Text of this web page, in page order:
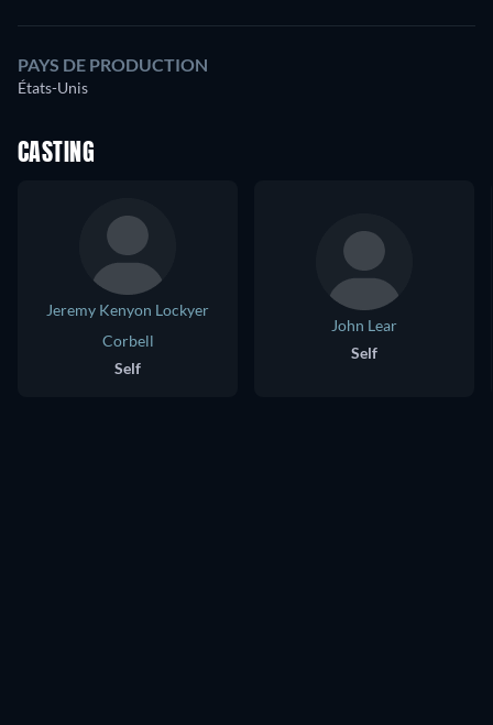
PAYS DE PRODUCTION
États-Unis
CASTING
Jeremy Kenyon Lockyer
Corbell
Self
John Lear
Self